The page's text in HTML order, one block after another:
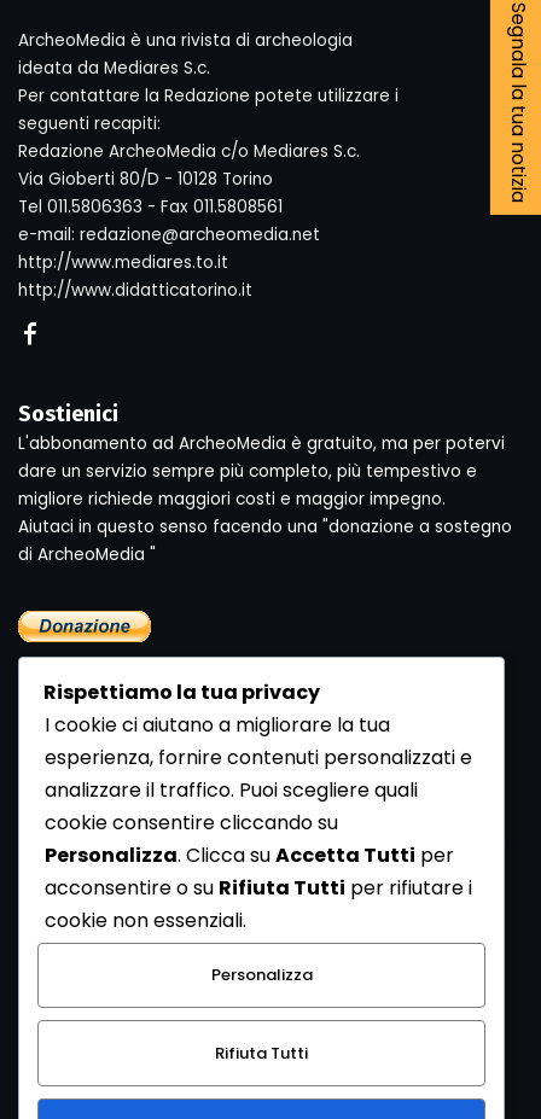
Segnala la tua notizia
ArcheoMedia è una rivista di archeologia
ideata da Mediares S.c.
Per contattare la Redazione potete utilizzare i
seguenti recapiti:
Redazione ArcheoMedia c/o Mediares S.c.
Via Gioberti 80/D - 10128 Torino
Tel 011.5806363 - Fax 011.5808561
e-mail: redazione@archeomedia.net
http://www.mediares.to.it
http://www.didatticatorino.it
Sostienici
L'abbonamento ad ArcheoMedia è gratuito, ma per potervi
dare un servizio sempre più completo, più tempestivo e
migliore richiede maggiori costi e maggior impegno.
Aiutaci in questo senso facendo una "donazione a sostegno
di ArcheoMedia "
Newsletter
Se vuoi ricevere la Rivista gratuita di archeologia realizzata
dalla Redazione di ArcheoMedia iscriviti alla nostra
Newsletter [Clicca Qui]
Con l'invio del messaggio l'utente dichiara di aver letto
l’informativa sulla privacy e di acconsentire al trattamento
dei propri dati personali.
Rispettiamo la tua privacy
I cookie ci aiutano a migliorare la tua
esperienza, fornire contenuti personalizzati e
analizzare il traffico. Puoi scegliere quali
cookie consentire cliccando su
Personalizza. Clicca suAccetta Tutti per
acconsentire o su Rifiuta Tutti per rifiutare i
cookie non essenziali.
Personalizza
Rifiuta Tutti